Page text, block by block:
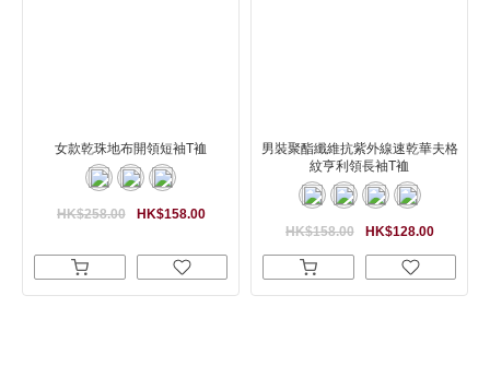
女款乾珠地布開領短袖T裇
HK$158.00
HK$258.00
男裝聚酯纖維抗紫外線速乾華夫格
紋亨利領長袖T裇
HK$128.00
HK$158.00